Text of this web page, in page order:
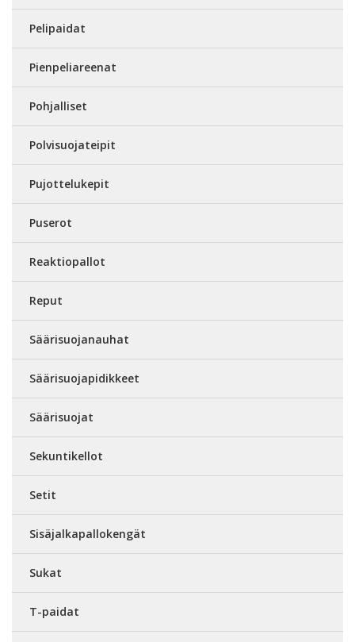
Pelipaidat
Pienpeliareenat
Pohjalliset
Polvisuojateipit
Pujottelukepit
Puserot
Reaktiopallot
Reput
Säärisuojanauhat
Säärisuojapidikkeet
Säärisuojat
Sekuntikellot
Setit
Sisäjalkapallokengät
Sukat
T-paidat